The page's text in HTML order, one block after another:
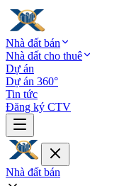
Nhà đất bán
Nhà đất cho thuê
Dự án
Dự án 360°
Tin tức
Đăng ký CTV
Nhà đất bán